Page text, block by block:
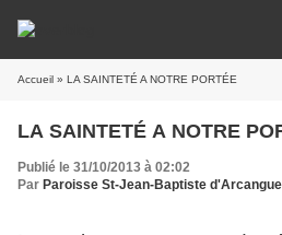
Accueil » LA SAINTETÉ A NOTRE PORTÉE
LA SAINTETÉ A NOTRE
Publié le 31/10/2013 à 02:02
Par Paroisse St-Jean-Baptiste